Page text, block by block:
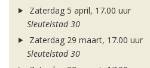
Zaterdag 5 april, 17.00 uur
Sleutelstad 30
Zaterdag 29 maart, 17.00 uur
Sleutelstad 30